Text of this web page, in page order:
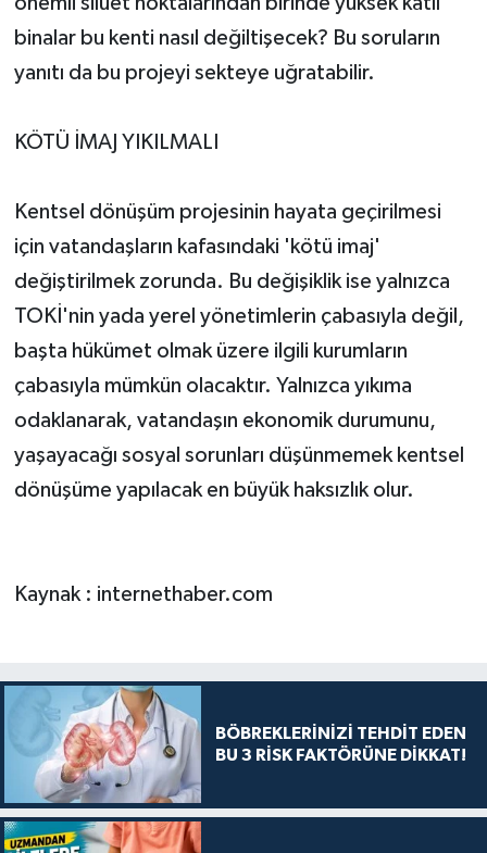
binalar bu kenti nasıl değiltişecek? Bu soruların
yanıtı da bu projeyi sekteye uğratabilir.
KÖTÜ İMAJ YIKILMALI
Kentsel dönüşüm projesinin hayata geçirilmesi
için vatandaşların kafasındaki 'kötü imaj'
değiştirilmek zorunda. Bu değişiklik ise yalnızca
TOKİ'nin yada yerel yönetimlerin çabasıyla değil,
başta hükümet olmak üzere ilgili kurumların
çabasıyla mümkün olacaktır. Yalnızca yıkıma
odaklanarak, vatandaşın ekonomik durumunu,
yaşayacağı sosyal sorunları düşünmemek kentsel
dönüşüme yapılacak en büyük haksızlık olur.
Kaynak : internethaber.com
BÖBREKLERİNİZİ TEHDİT EDEN
BU 3 RİSK FAKTÖRÜNE DİKKAT!